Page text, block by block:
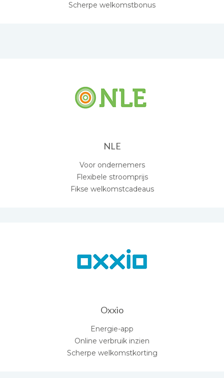
Scherpe welkomstbonus
NLE
Voor ondernemers
Flexibele stroomprijs
Fikse welkomstcadeaus
Oxxio
Energie-app
Online verbruik inzien
Scherpe welkomstkorting